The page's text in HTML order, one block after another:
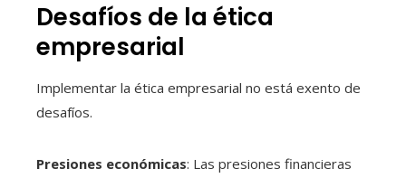
Desafíos de la ética
empresarial
Implementar la ética empresarial no está exento de
desafíos.
Presiones económicas: Las presiones financieras